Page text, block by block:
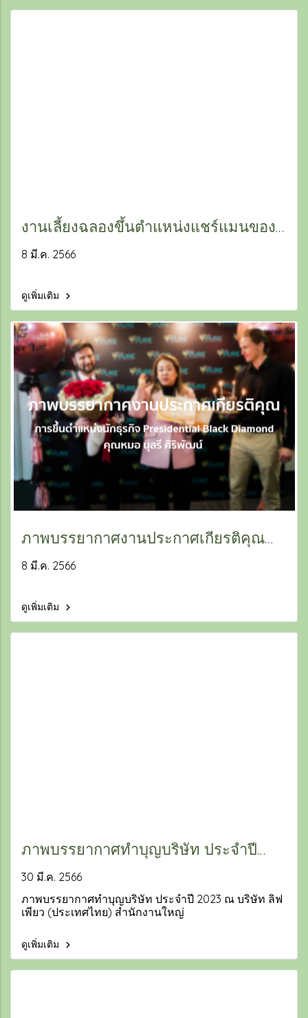
งานเลี้ยงฉลองขึ้นตำแหน่งแชร์แมนของ
คุณหมอนุสรี ศิริพัฒน์
8 มี.ค. 2566
ดูเพิ่มเติม
ภาพบรรยากาศงานประกาศเกียรติคุณ
การขึ้นตำแหน่งนักธุรกิจ Presidential
8 มี.ค. 2566
ดูเพิ่มเติม
ภาพบรรยากาศทำบุญบริษัท ประจำปี
2023 ณ บริษัท ลิฟ เพียว (ประเทศไทย)
สำนักงานใหญ่
30 มี.ค. 2566
ภาพบรรยากาศทำบุญบริษัท ประจำปี 2023 ณ บริษัท ลิฟ
เพียว (ประเทศไทย) สำนักงานใหญ่
ดูเพิ่มเติม